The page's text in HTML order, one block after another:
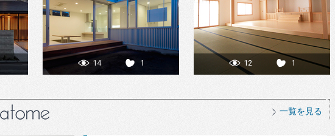
14 1 12 1
一覧を見る